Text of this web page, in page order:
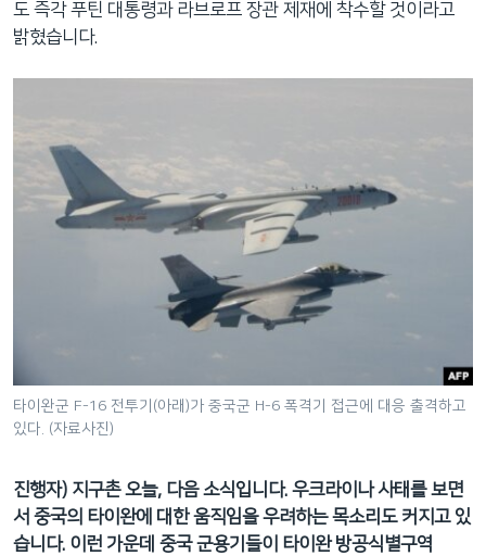
도 즉각 푸틴 대통령과 라브로프 장관 제재에 착수할 것이라고
밝혔습니다.
타이완군 F-16 전투기(아래)가 중국군 H-6 폭격기 접근에 대응 출격하고
있다. (자료사진)
진행자) 지구촌 오늘, 다음 소식입니다. 우크라이나 사태를 보면
서 중국의 타이완에 대한 움직임을 우려하는 목소리도 커지고 있
습니다. 이런 가운데 중국 군용기들이 타이완 방공식별구역